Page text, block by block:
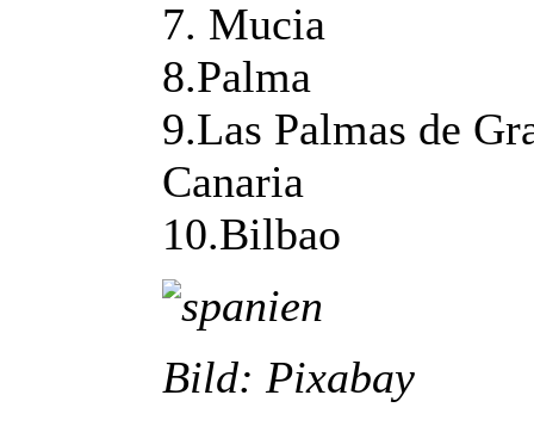
7. Mucia
8.Palma
9.Las Palmas de
Canaria
10.Bilbao
Bild: Pixabay